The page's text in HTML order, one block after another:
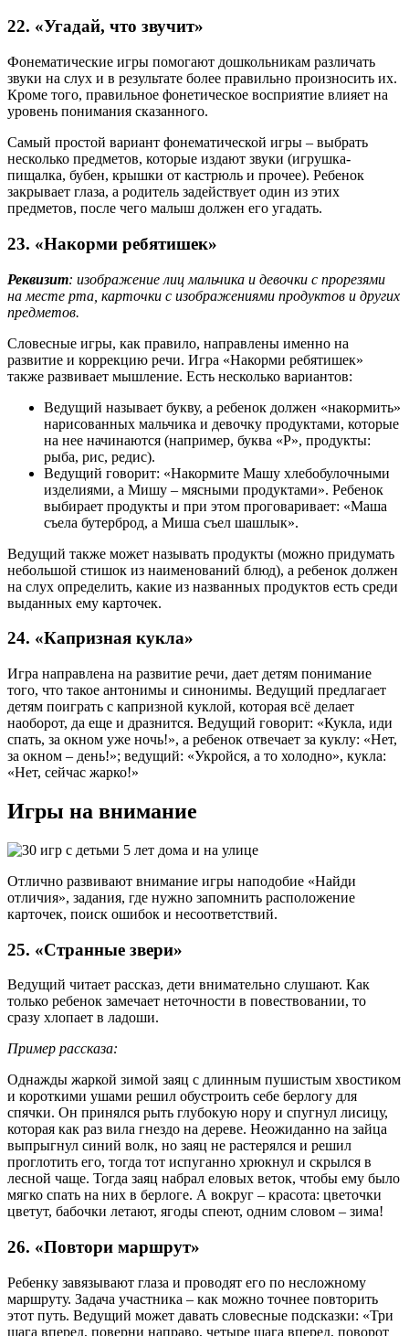
22. «Угадай, что звучит»
Фонематические игры помогают дошкольникам различать
звуки на слух и в результате более правильно произносить их.
Кроме того, правильное фонетическое восприятие влияет на
уровень понимания сказанного.
Самый простой вариант фонематической игры – выбрать
несколько предметов, которые издают звуки (игрушка-
пищалка, бубен, крышки от кастрюль и прочее). Ребенок
закрывает глаза, а родитель задействует один из этих
предметов, после чего малыш должен его угадать.
23. «Накорми ребятишек»
Реквизит: изображение лиц мальчика и девочки с прорезями
на месте рта, карточки с изображениями продуктов и других
предметов.
Словесные игры, как правило, направлены именно на
развитие и коррекцию речи. Игра «Накорми ребятишек»
также развивает мышление. Есть несколько вариантов:
Ведущий называет букву, а ребенок должен «накормить»
нарисованных мальчика и девочку продуктами, которые
на нее начинаются (например, буква «Р», продукты:
рыба, рис, редис).
Ведущий говорит: «Накормите Машу хлебобулочными
изделиями, а Мишу – мясными продуктами». Ребенок
выбирает продукты и при этом проговаривает: «Маша
съела бутерброд, а Миша съел шашлык».
Ведущий также может называть продукты (можно придумать
небольшой стишок из наименований блюд), а ребенок должен
на слух определить, какие из названных продуктов есть среди
выданных ему карточек.
24. «Капризная кукла»
Игра направлена на развитие речи, дает детям понимание
того, что такое антонимы и синонимы. Ведущий предлагает
детям поиграть с капризной куклой, которая всё делает
наоборот, да еще и дразнится. Ведущий говорит: «Кукла, иди
спать, за окном уже ночь!», а ребенок отвечает за куклу: «Нет,
за окном – день!»; ведущий: «Укройся, а то холодно», кукла:
«Нет, сейчас жарко!»
Игры на внимание
Отлично развивают внимание игры наподобие «Найди
отличия», задания, где нужно запомнить расположение
карточек, поиск ошибок и несоответствий.
25. «Странные звери»
Ведущий читает рассказ, дети внимательно слушают. Как
только ребенок замечает неточности в повествовании, то
сразу хлопает в ладоши.
Пример рассказа:
Однажды жаркой зимой заяц с длинным пушистым хвостиком
и короткими ушами решил обустроить себе берлогу для
спячки. Он принялся рыть глубокую нору и спугнул лисицу,
которая как раз вила гнездо на дереве. Неожиданно на зайца
выпрыгнул синий волк, но заяц не растерялся и решил
проглотить его, тогда тот испуганно хрюкнул и скрылся в
лесной чаще. Тогда заяц набрал еловых веток, чтобы ему было
мягко спать на них в берлоге. А вокруг – красота: цветочки
цветут, бабочки летают, ягоды спеют, одним словом – зима!
26. «Повтори маршрут»
Ребенку завязывают глаза и проводят его по несложному
маршруту. Задача участника – как можно точнее повторить
этот путь. Ведущий может давать словесные подсказки: «Три
шага вперед, поверни направо, четыре шага вперед, поворот